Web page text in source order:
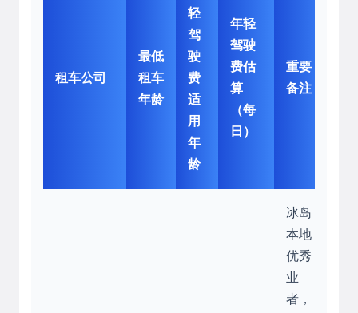
租车公司
最低
租车
年龄
轻
驾
驶
费
适
用
年
龄
年轻
驾驶
费估
算
（每
日）
重要
备注
冰岛
本地
优秀
业
者，